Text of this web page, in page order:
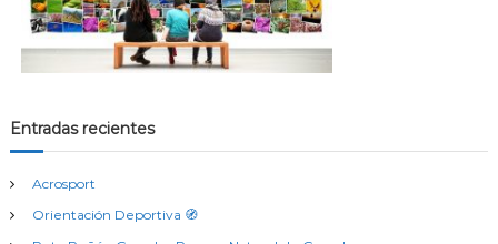
Entradas recientes
Acrosport
Orientación Deportiva 🧭